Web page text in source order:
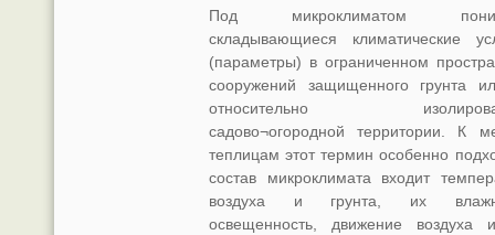
Под микроклиматом
складывающиеся климатические
(параметры) в ограниченном
сооружений защищенного грунта
относительно
садово¬огородной территории. К
теплицам этот термин особенно
состав микроклимата входит
воздуха и грунта, их
освещенность, движение воздуха